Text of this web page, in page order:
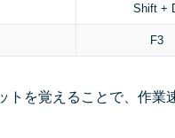
Shift +
F3
トを覚えることで、作業